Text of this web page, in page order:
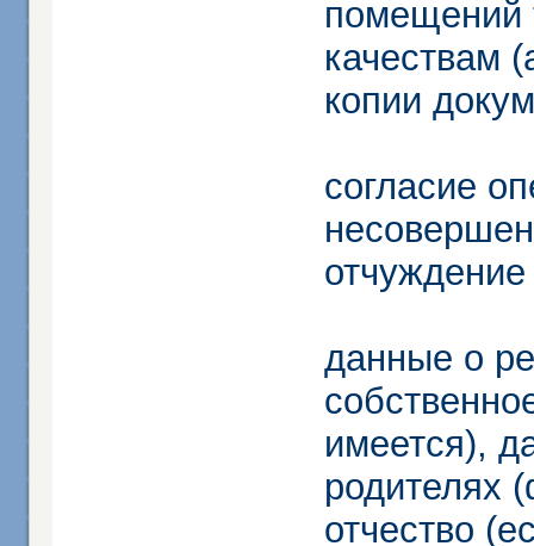
помещений
качествам
копии
согласие
данные о
имеется),
родителях
отчество